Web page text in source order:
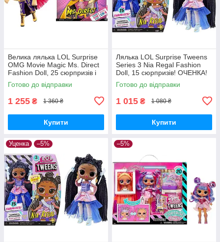
Велика лялька LOL Surprise
OMG Movie Magic Ms. Direct
Fashion Doll, 25 сюрпризів і
два образи! ОЧЕНКА!
Готово до відправки
1 255 ₴ 1 360 ₴
Купити
Лялька LOL Surprise Tweens
Series 3 Nia Regal Fashion
Doll, 15 сюрпризів! ОЧЕНКА!
Готово до відправки
1 015 ₴ 1 080 ₴
Купити
Уценка –5% –5%